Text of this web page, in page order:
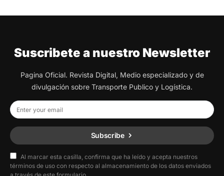
Suscribete a nuestro Newsletter
Pagina Oficial. Revista Digital, Medio especializado y de
divulgación sobre Transporte Publico y Logística.
Subscribe
Al marcar esta casilla, confirma que ha leído y acepta nuestros
términos de uso con respecto al almacenamiento de los datos enviados